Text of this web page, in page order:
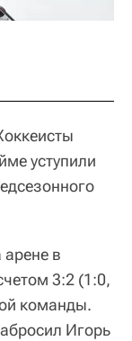
уступили
в
3:2 (1:0,
команды.
Игорь